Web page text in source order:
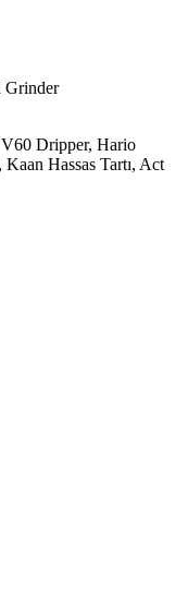
Grinder
Dripper, Hario
Hassas Tartı, Act